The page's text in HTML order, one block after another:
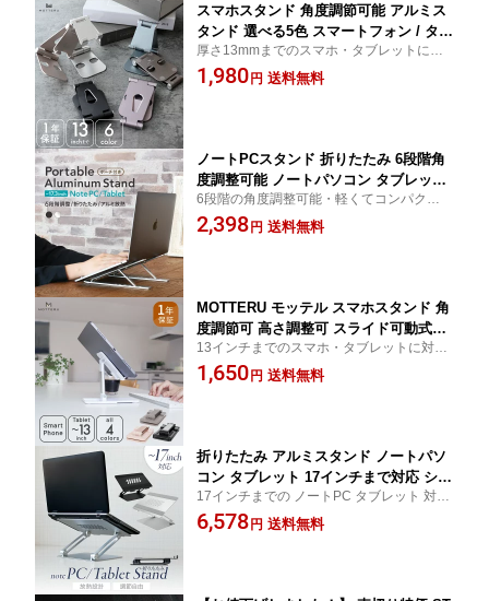
スマホスタンド 角度調節可能 アルミス
タンド 選べる5色 スマートフォン / タブ
レット対応 MOTTERU モッテル
厚さ13mmまでのスマホ・タブレットに対
応 ニュアンスカラー [bka]
1,980円 送料無料
ノートPCスタンド 折りたたみ 6段階角
度調整可能 ノートパソコン タブレット
スタンド リモートワーク テレワーク 在
宅勤務 メール便送料無料
6段階の角度調整可能・軽くてコンパクト
リモートワーク テレワーク 在宅勤務 メー
ル便送料無料
2,398円 送料無料
MOTTERU モッテル スマホスタンド 角
度調節可 高さ調整可 スライド可動式ス
タンド スマートフォン タブレット対応
ブラック ホワイト ラテグレージュ 送料
13インチまでのスマホ・タブレットに対応
ニュアンスカラー リモートワーク テレワー
ク 在宅勤務 [bka]
1,650円 送料無料
折りたたみ アルミスタンド ノートパソ
コン タブレット 17インチまで対応 シル
バー ブラック 耐荷重5kg 送料無料
17インチまでの ノートPC タブレット 対応
180° 自由な角度調整 正しい姿勢をサポート
6,578円 送料無料